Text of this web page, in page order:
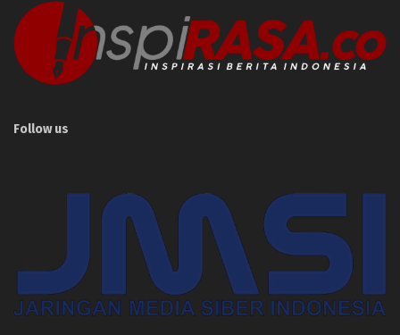
Follow us